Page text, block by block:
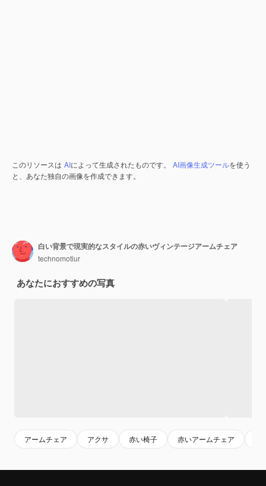
このリソースは AIによって生成されたものです。 AI画像生成ツールを使う
と、あなた独自の画像を作成できます。
白い背景で現実的なスタイルの赤いヴィンテージアームチェア
technomotiur
あなたにおすすめの写真
アームチェア アクサ 赤い椅子 赤いアームチェア